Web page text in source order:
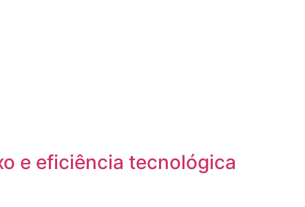
e eficiência tecnológica